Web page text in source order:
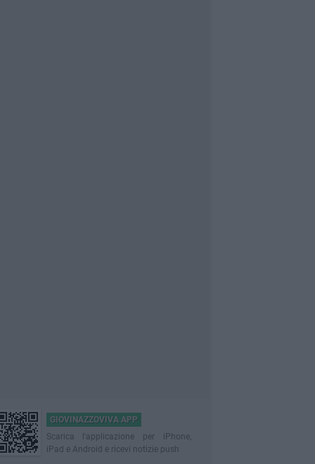
GIOVINAZZOVIVA APP
Scarica l'applicazione per iPhone,
iPad e Android e ricevi notizie push